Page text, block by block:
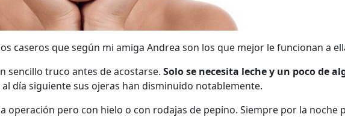
caseros que según mi amiga Andrea son los que mejor le funcionan a
sencillo truco antes de acostarse. Solo se necesita leche y un poco de
día siguiente sus ojeras han disminuido notablemente.
operación pero con hielo o con rodajas de pepino. Siempre por la noche